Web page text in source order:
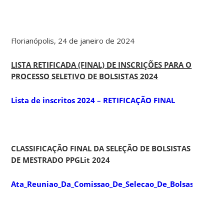
Florianópolis, 24 de janeiro de 2024
LISTA RETIFICADA (FINAL) DE INSCRIÇÕES PARA O
PROCESSO SELETIVO DE BOLSISTAS 2024
Lista de inscritos 2024 – RETIFICAÇÃO FINAL
CLASSIFICAÇÃO FINAL DA SELEÇÃO DE BOLSISTAS
DE MESTRADO PPGLit 2024
Ata_Reuniao_Da_Comissao_De_Selecao_De_Bolsas_2024